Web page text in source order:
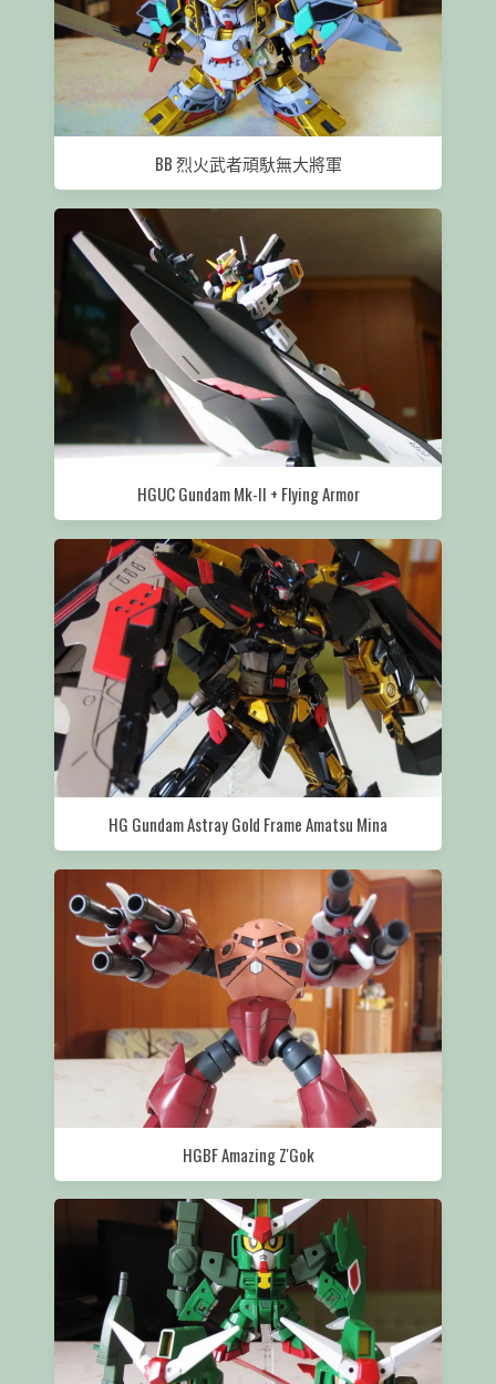
BB 烈火武者頑馱無大將軍
HGUC Gundam Mk-II + Flying Armor
HG Gundam Astray Gold Frame Amatsu Mina
HGBF Amazing Z'Gok